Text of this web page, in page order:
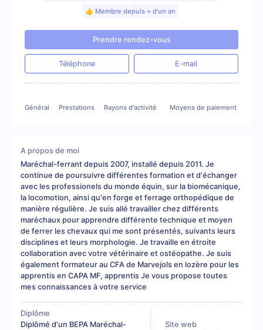
👍 Membre depuis + d'un an
Prendre rendez-vous
Téléphone E-mail
Général Prestations Rayons d'activité Moyens de paiement
A propos de moi
Maréchal-ferrant depuis 2007, installé depuis 2011. Je
continue de poursuivre différentes formation et d'échanger
avec les professionels du monde équin, sur la biomécanique,
la locomotion, ainsi qu'en forge et ferrage orthopédique de
manière régulière. Je suis allé travailler chez différents
maréchaux pour apprendre différente technique et moyen
de ferrer les chevaux qui me sont présentés, suivants leurs
disciplines et leurs morphologie. Je travaille en étroite
collaboration avec votre vétérinaire et ostéopathe. Je suis
également formateur au CFA de Marvejols en lozère pour les
apprentis en CAPA MF, apprentis Je vous propose toutes
mes connaissances à votre service
Diplôme
Diplômé d'un BEPA Maréchal-
Site web